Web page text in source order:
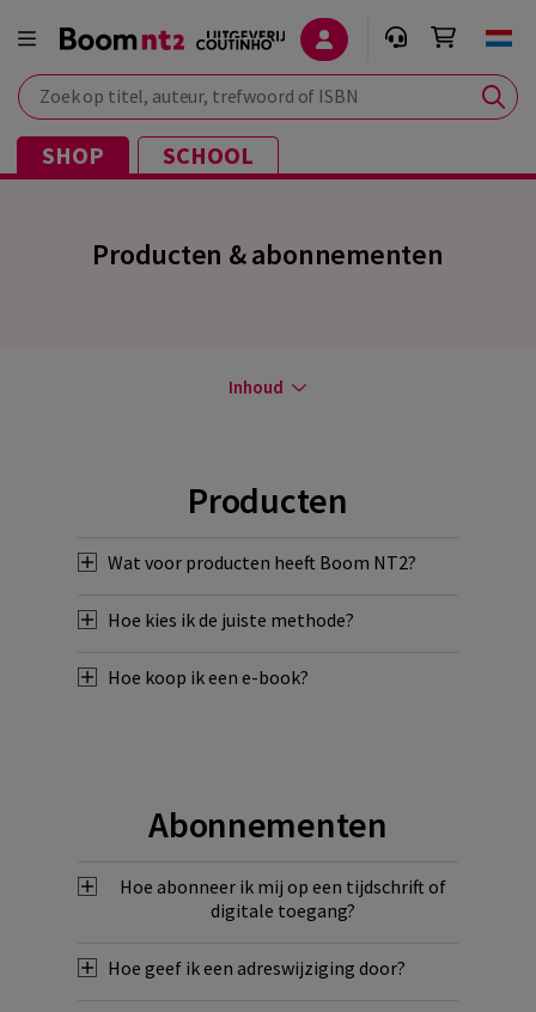
Zoek op titel, auteur, trefwoord of ISBN
SHOP SCHOOL
Producten & abonnementen
Inhoud
Producten
Wat voor producten heeft Boom NT2?
Hoe kies ik de juiste methode?
Hoe koop ik een e-book?
Abonnementen
Hoe abonneer ik mij op een tijdschrift of
digitale toegang?
Hoe geef ik een adreswijziging door?